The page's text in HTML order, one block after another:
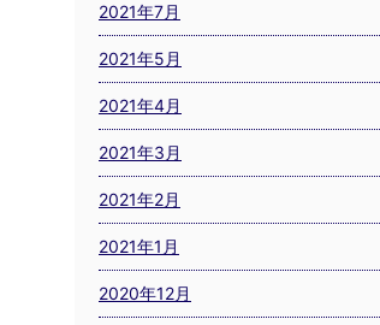
2021年7月
2021年5月
2021年4月
2021年3月
2021年2月
2021年1月
2020年12月